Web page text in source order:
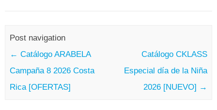
Post navigation
← Catálogo ARABELA
Campaña 8 2026 Costa
Rica [OFERTAS]
Catálogo CKLASS
Especial día de la Niña
2026 [NUEVO] →